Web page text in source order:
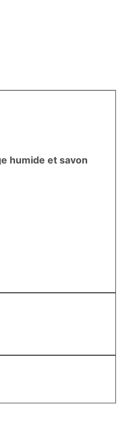
humide et savon